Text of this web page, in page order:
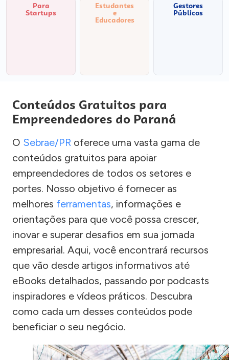
Para
Startups
Estudantes
e
Educadores
Gestores
Públicos
Conteúdos Gratuitos para
Empreendedores do Paraná
O Sebrae/PR oferece uma vasta gama de
conteúdos gratuitos para apoiar
empreendedores de todos os setores e
portes. Nosso objetivo é fornecer as
melhores ferramentas, informações e
orientações para que você possa crescer,
inovar e superar desafios em sua jornada
empresarial. Aqui, você encontrará recursos
que vão desde artigos informativos até
eBooks detalhados, passando por podcasts
inspiradores e vídeos práticos. Descubra
como cada um desses conteúdos pode
beneficiar o seu negócio.